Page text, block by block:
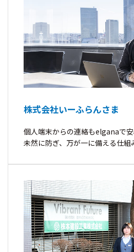
株式会社いーふらんさま
個人端末からの連絡もelganaで
未然に防ぎ、万が一に備える仕組